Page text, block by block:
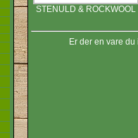
STENULD & ROCKWOOL
Er der en vare